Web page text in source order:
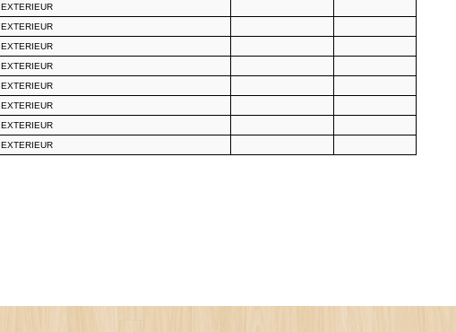
EXTERIEUR
EXTERIEUR
EXTERIEUR
EXTERIEUR
EXTERIEUR
EXTERIEUR
EXTERIEUR
EXTERIEUR